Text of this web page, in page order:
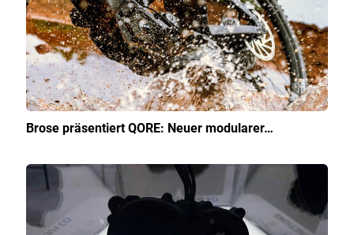
Brose präsentiert QORE: Neuer modularer…